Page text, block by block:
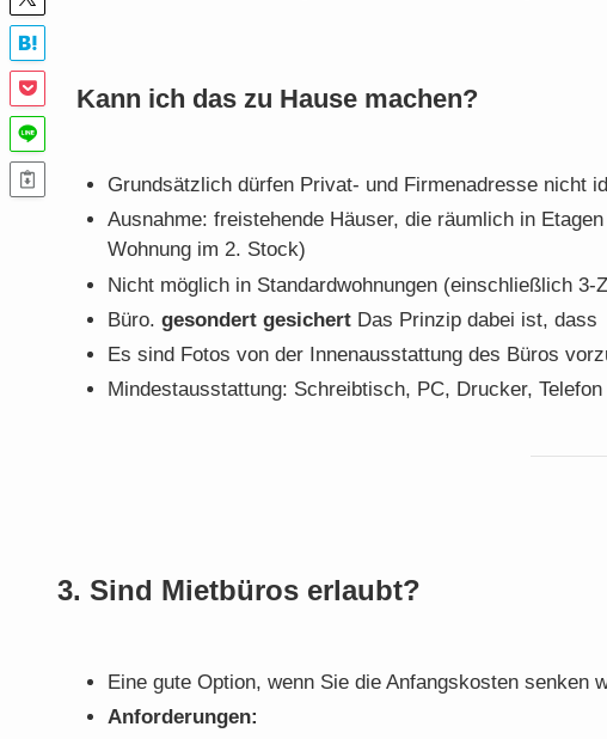
Kann ich das zu Hause machen?
Grundsätzlich dürfen Privat- und Firmenadresse nicht
Ausnahme: freistehende Häuser, die räumlich in
Wohnung im 2. Stock)
Nicht möglich in Standardwohnungen (einschließlich 3-
Büro. gesondert gesichertDas Prinzip dabei ist, dass
Es sind Fotos von der Innenausstattung des Büros
Mindestausstattung: Schreibtisch, PC, Drucker,
3. Sind Mietbüros erlaubt?
Eine gute Option, wenn Sie die Anfangskosten senken
Anforderungen: